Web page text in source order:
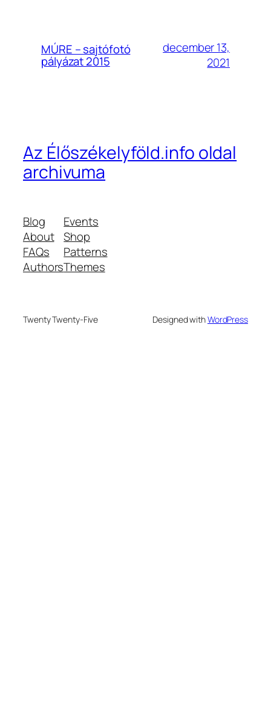
MÚRE – sajtófotó
pályázat 2015
december 13,
2021
Az Élőszékelyföld.info oldal
archivuma
Blog
About
FAQs
Authors
Events
Shop
Patterns
Themes
Twenty Twenty-Five Designed withWordPress